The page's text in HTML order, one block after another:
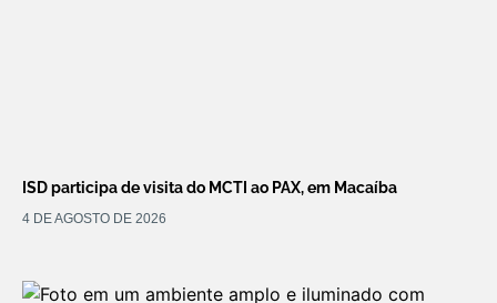
ISD participa de visita do MCTI ao PAX, em Macaíba
4 DE AGOSTO DE 2026